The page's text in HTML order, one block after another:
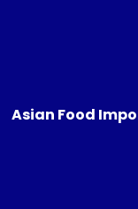
Asian Food